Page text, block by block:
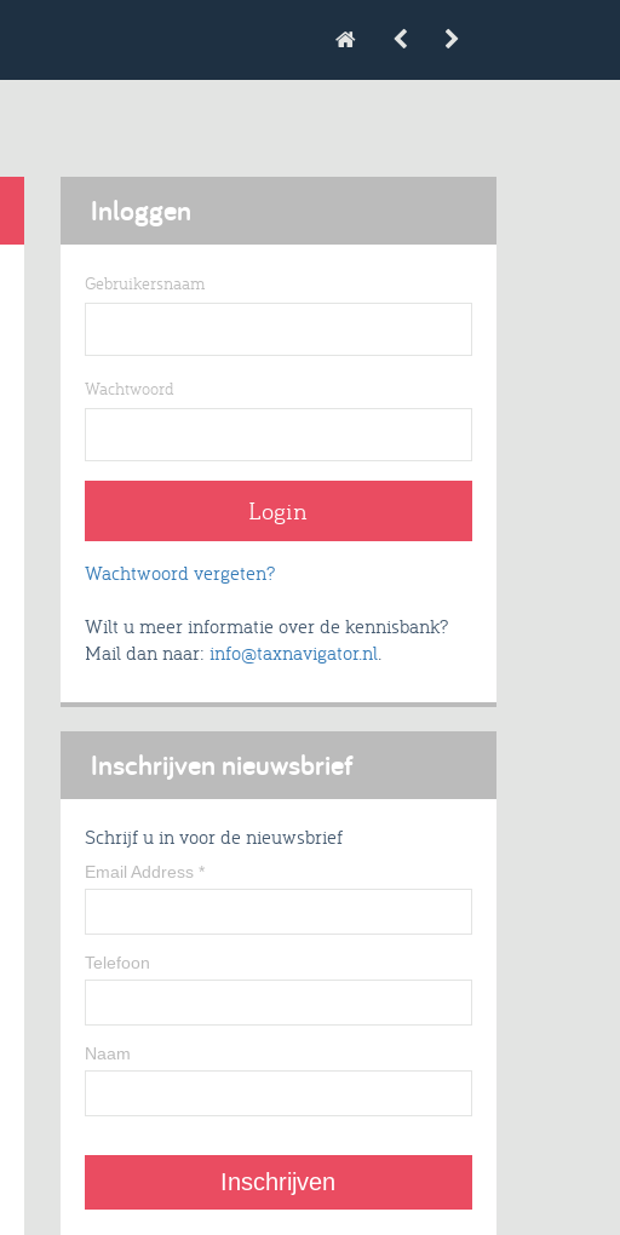
Inloggen
Gebruikersnaam
Wachtwoord
Wachtwoord vergeten?
Wilt u meer informatie over de kennisbank?
Mail dan naar: info@taxnavigator.nl.
Inschrijven nieuwsbrief
Schrijf u in voor de nieuwsbrief
Email Address *
Telefoon
Naam